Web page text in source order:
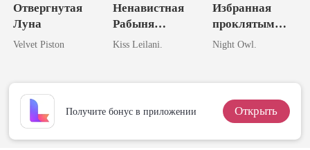
Отвергнутая
Луна
Velvet Piston
Ненавистная
Рабыня
Альфа-Короля
Kiss Leilani.
Избранная
проклятым
Альфа-
Night Owl.
Получите бонус в приложении Открыть